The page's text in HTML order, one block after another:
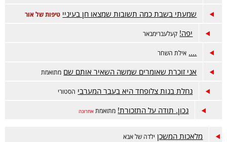
שמעתי בשבת כמה תשובות שמצאו חן בעיניי טיפות של אור
יפה! קעלעברימבאר
.... אילת השחר
אני זוכרת שאומרים שמשה השאיר אותם שם מתואמת
נחלת בנות צלופחד היא בעבר המערבי הסטורי
נכון. תודה על התזכורת! מתואמת אחרונה
מלאכות המשכן ילדה של אבא